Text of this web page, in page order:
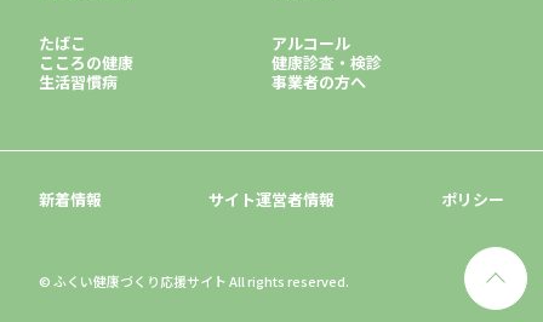
たばこ
アルコール
こころの健康
健康診査・検診
生活習慣病
事業者の方へ
新着情報 サイト運営者情報 ポリシー
©ふくい健康づくり応援サイトAll rights reserved.